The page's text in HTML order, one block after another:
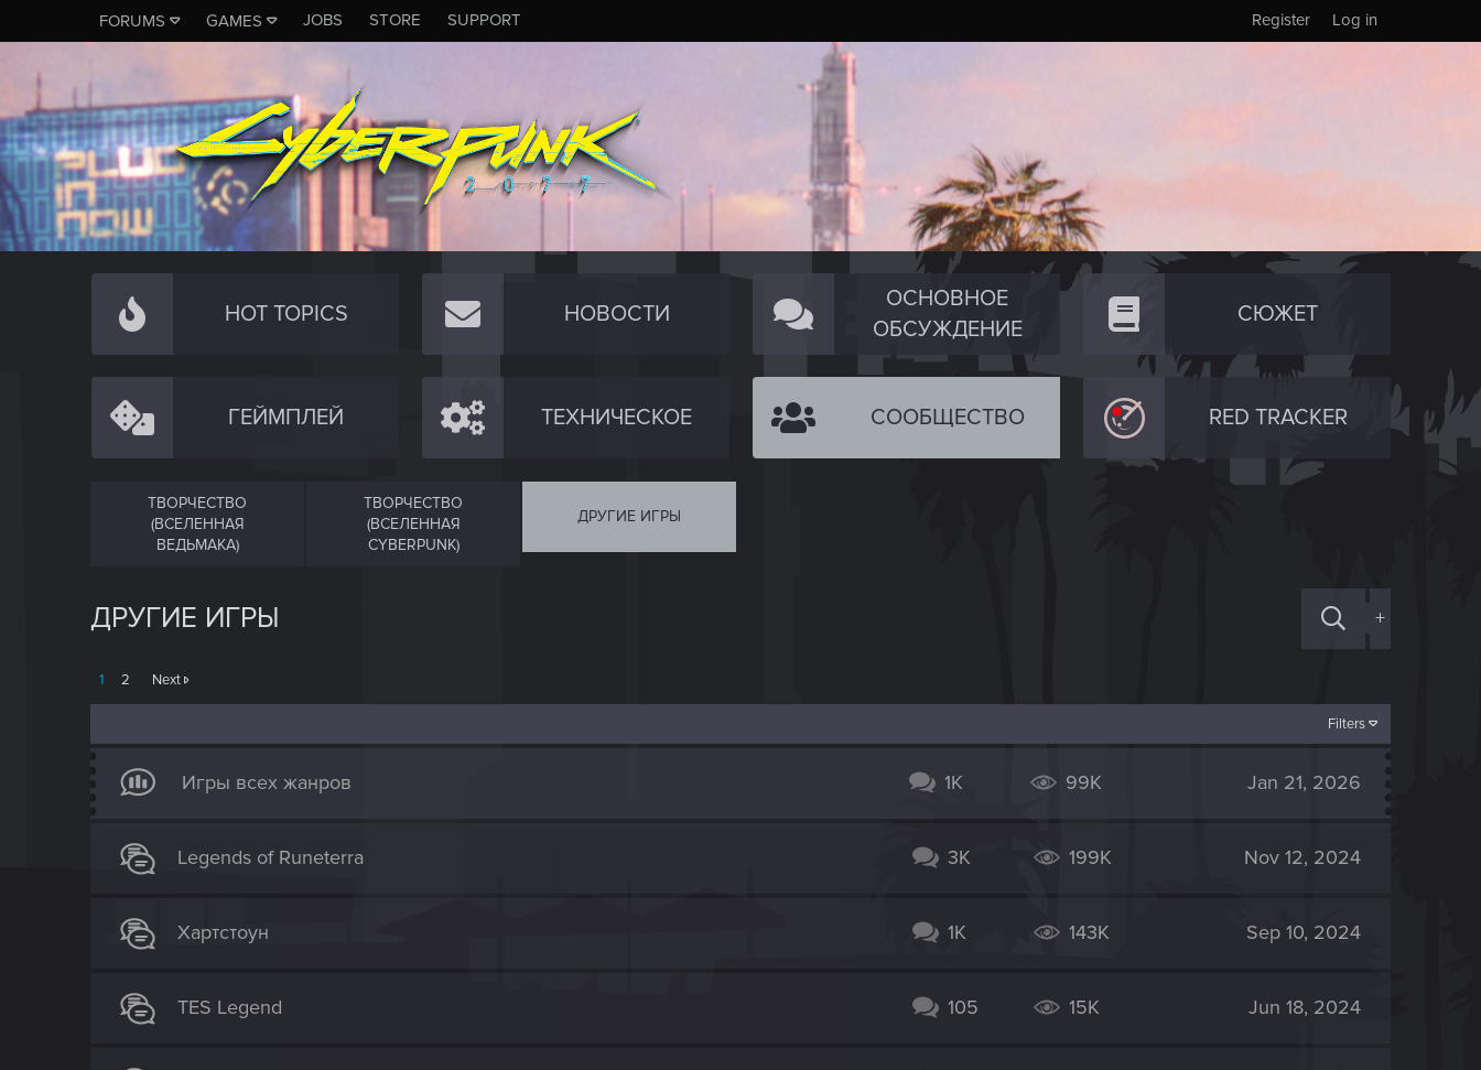
FORUMS GAMES JOBS STORE SUPPORT Log in
Register
HOT TOPICS НОВОСТИ
ОСНОВНОЕ
ОБСУЖДЕНИЕ
СЮЖЕТ
ГЕЙМПЛЕЙ ТЕХНИЧЕСКОЕ СООБЩЕСТВО RED TRACKER
ТВОРЧЕСТВО
(ВСЕЛЕННАЯ
ВЕДЬМАКА)
ТВОРЧЕСТВО
(ВСЕЛЕННАЯ
CYBERPUNK)
ДРУГИЕ ИГРЫ
ДРУГИЕ ИГРЫ +
1 2 Next
Filters
Игры всех жанров 1K 99K Jan 21, 2026
Legends of Runeterra 3K 199K Nov 12, 2024
Хартстоун 1K 143K Sep 10, 2024
TES Legend 105 15K Jun 18, 2024